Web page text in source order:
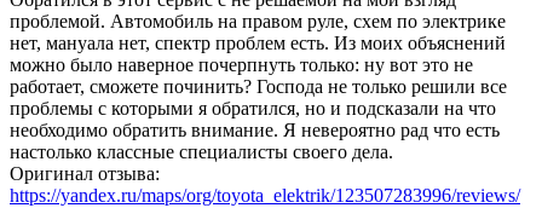
проблемой. Автомобиль на правом руле, схем по электрике
нет, мануала нет, спектр проблем есть. Из моих объяснений
можно было наверное почерпнуть только: ну вот это не
работает, сможете починить? Господа не только решили все
проблемы с которыми я обратился, но и подсказали на что
необходимо обратить внимание. Я невероятно рад что есть
настолько классные специалисты своего дела.
Оригинал отзыва:
https://yandex.ru/maps/org/toyota_elektrik/123507283996/reviews/